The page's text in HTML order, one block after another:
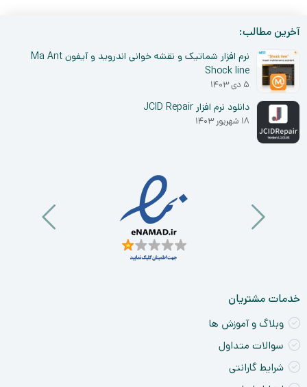
آخرین مطالب:
نرم افزار شماتیک و نقشه خوانی اندروید و آیفون Ma Ant
Shock line
۵ دی ۱۴۰۳
دانلود نرم افزار JCID Repair
۱۸ شهریور ۱۴۰۳
خدمات مشتریان
وبلاگ و آموزش ها
سوالات متداول
شرایط گارانتی